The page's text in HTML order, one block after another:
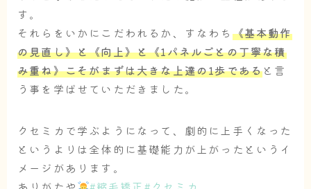
す。
それらをいかにこだわれるか、すなわち 《基本動作
の見直し》と《向上》と《1パネルごとの丁寧な積
み重ね》こそがまずは大きな上達の1歩であると言
う事を学ばせていただきました。
クセミカで学ぶようになって、劇的に上手くなった
というよりは全体的に基礎能力が上がったというイ
メージがあります。